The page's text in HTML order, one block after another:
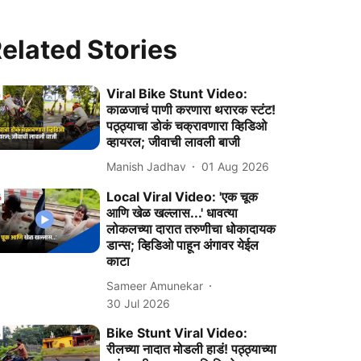
Stories
Viral Bike Stunt Video:
काळजाचं पाणी करणारा थरारक स्टंट!
पठ्ठ्याचा डोकं चक्रावणारा व्हिडिओ
व्हायरल; जीवाची लावली बाजी
Manish Jadhav 01 Aug 2026
Local Viral Video: 'एक चूक
आणि खेळ खल्लास...' धावत्या
लोकलच्या दारात तरुणीचा धोकादायक
डान्स; व्हिडिओ पाहून अंगावर येईल
काटा
Sameer Amunekar
30 Jul 2026
Bike Stunt Viral Video:
रीलच्या नादात मोडली हाडं! पठ्ठ्याच्या